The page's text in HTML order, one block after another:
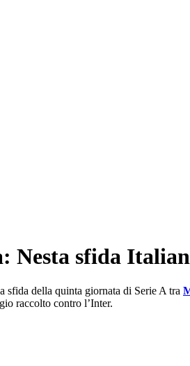
Nesta sfida
sfida della quinta giornata di Serie A tra
raccolto contro l’Inter.